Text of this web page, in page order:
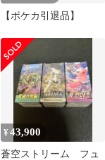
【ポケカ引退品】
¥43,900
蒼空ストリーム フュ